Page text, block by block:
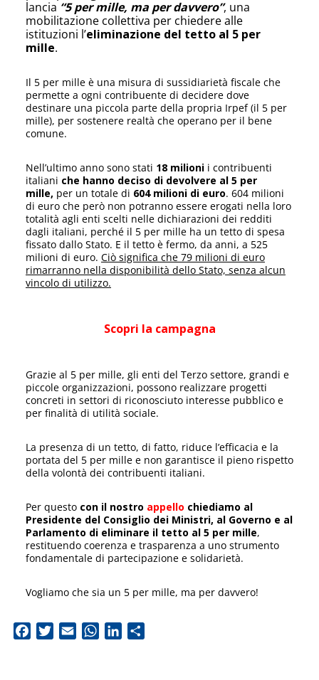
lancia “5 per mille, ma per davvero”, una
mobilitazione collettiva per chiedere alle
istituzioni l’eliminazione del tetto al 5 per
mille.
Il 5 per mille è una misura di sussidiarietà fiscale che
permette a ogni contribuente di decidere dove
destinare una piccola parte della propria Irpef (il 5 per
mille), per sostenere realtà che operano per il bene
comune.
Nell’ultimo anno sono stati 18 milioni i contribuenti
italiani che hanno deciso di devolvere al 5 per
mille, per un totale di 604 milioni di euro. 604 milioni
di euro che però non potranno essere erogati nella loro
totalità agli enti scelti nelle dichiarazioni dei redditi
dagli italiani, perché il 5 per mille ha un tetto di spesa
fissato dallo Stato. E il tetto è fermo, da anni, a 525
milioni di euro. Ciò significa che 79 milioni di euro
rimarranno nella disponibilità dello Stato, senza alcun
vincolo di utilizzo.
Scopri la campagna
Grazie al 5 per mille, gli enti del Terzo settore, grandi e
piccole organizzazioni, possono realizzare progetti
concreti in settori di riconosciuto interesse pubblico e
per finalità di utilità sociale.
La presenza di un tetto, di fatto, riduce l’efficacia e la
portata del 5 per mille e non garantisce il pieno rispetto
della volontà dei contribuenti italiani.
Per questo con il nostro appello chiediamo al
Presidente del Consiglio dei Ministri, al Governo e al
Parlamento di eliminare il tetto al 5 per mille,
restituendo coerenza e trasparenza a uno strumento
fondamentale di partecipazione e solidarietà.
Vogliamo che sia un 5 per mille, ma per davvero!
FacebookTwitterEmail WhatsApp
LinkedIn